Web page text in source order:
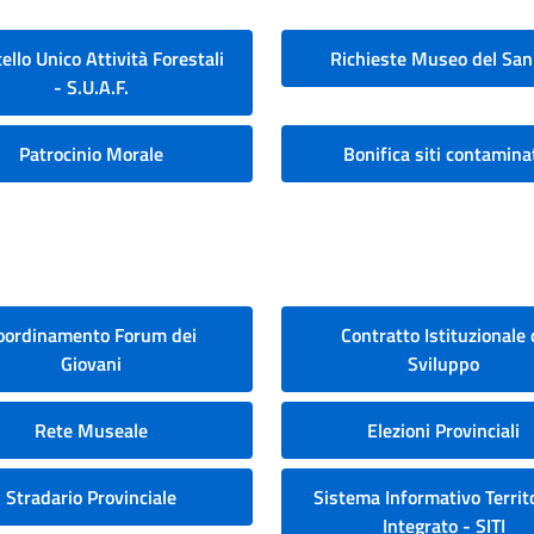
Unico Attività Forestali
- S.U.A.F.
Richieste Museo del
Patrocinio Morale Bonifica siti
Forum dei
Giovani
Contratto Istituzionale
Sviluppo
Rete Museale Elezioni Provinciali
Stradario Provinciale
Sistema Informativo
Integrato - SITI